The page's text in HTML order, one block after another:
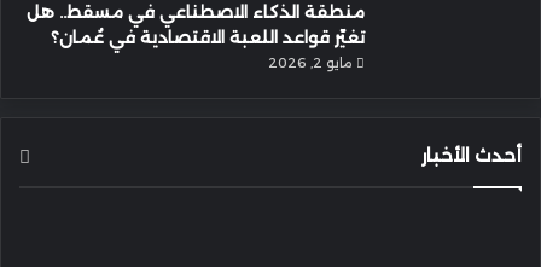
منطقة الذكاء الاصطناعي في مسقط.. هل
تغيّر قواعد اللعبة الاقتصادية في عُمان؟
مايو 2, 2026
أحدث الأخبار